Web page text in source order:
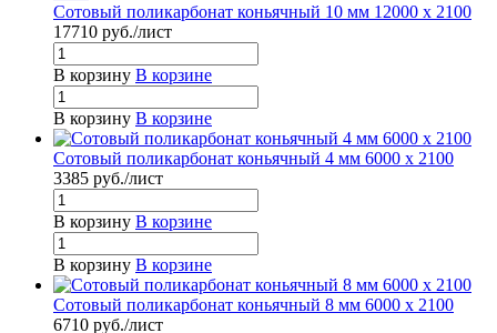
Сотовый поликарбонат коньячный 10 мм 12000 x 2100
17710 руб./лист
В корзину В корзине
В корзину В корзине
Сотовый поликарбонат коньячный 4 мм 6000 x 2100
3385 руб./лист
В корзину В корзине
В корзину В корзине
Сотовый поликарбонат коньячный 8 мм 6000 x 2100
6710 руб./лист